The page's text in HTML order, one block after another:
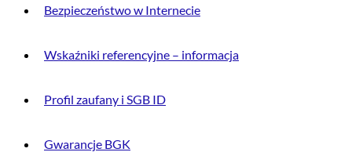
Bezpieczeństwo w Internecie
Wskaźniki referencyjne – informacja
Profil zaufany i SGB ID
Gwarancje BGK